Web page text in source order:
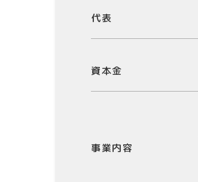
代表
資本金
事業内容